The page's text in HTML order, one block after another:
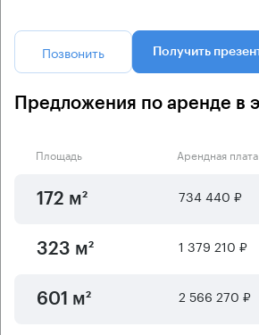
Позвонить Получить
Предложения по аренде в
Площадь Арендная плата
172 м² 734 440 ₽
323 м² 1 379 210 ₽
601 м² 2 566 270 ₽